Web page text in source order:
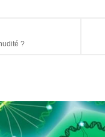
?